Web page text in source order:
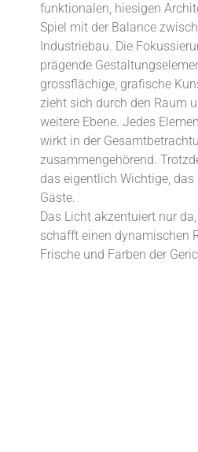
funktionalen, hiesigen
Spiel mit der Balance
Industriebau. Die
prägende
grossflächige, grafische
zieht sich durch den Raum
weitere Ebene. Jedes
wirkt in der
zusammengehörend.
das eigentlich Wichtige, das
Gäste.
Das Licht akzentuiert nur
schafft einen dynamischen
Frische und Farben der